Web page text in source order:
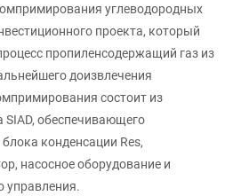
углеводородных
проекта, который
пропиленсодержащий газ из
доизвлечения
состоит из
обеспечивающего
конденсации Res,
насосное оборудование и
управления.